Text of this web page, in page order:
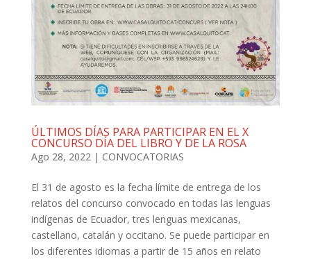
ÚLTIMOS DÍAS PARA PARTICIPAR EN EL X
CONCURSO DÍA DEL LIBRO Y DE LA ROSA
Ago 28, 2022 | CONVOCATORIAS
El 31 de agosto es la fecha límite de entrega de los
relatos del concurso convocado en todas las lenguas
indígenas de Ecuador, tres lenguas mexicanas,
castellano, catalán y occitano. Se puede participar en
los diferentes idiomas a partir de 15 años en relato